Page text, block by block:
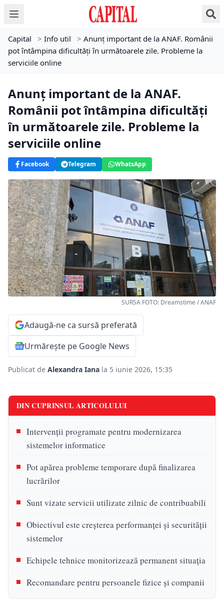
Capital > Info util > Anunț important de la ANAF. Românii
pot întâmpina dificultăți în următoarele zile. Probleme la
serviciile online
Anunț important de la ANAF.
Românii pot întâmpina dificultăți
în următoarele zile. Probleme la
serviciile online
Facebook Telegram WhatsApp
SURSA FOTO: Dreamstime / ANAF
Adaugă-ne ca sursă preferată
Urmărește pe Google News
Publicat de Alexandra Iana la 5 iunie 2026, 15:35
DIN CUPRINSUL ARTICOLULUI
Intervenții programate pentru modernizarea
sistemelor informatice
Pot apărea probleme temporare după finalizarea
lucrărilor
Sunt vizate servicii utilizate zilnic de contribuabili
Obiectivul este creșterea performanței și securității
sistemelor
Echipele tehnice monitorizează permanent situația
Recomandare pentru persoanele fizice și companii